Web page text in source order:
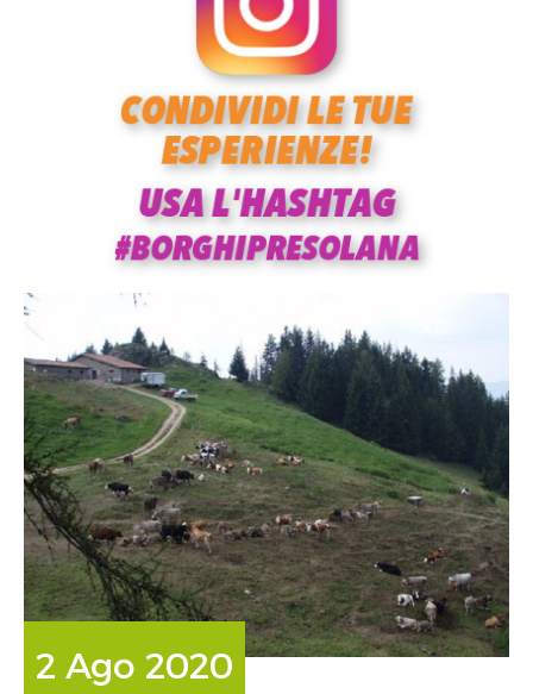
2 Ago 2020